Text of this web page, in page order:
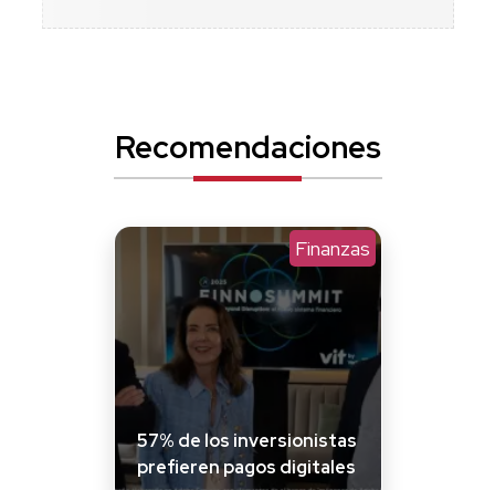
Recomendaciones
Finanzas
57% de los inversionistas
prefieren pagos digitales